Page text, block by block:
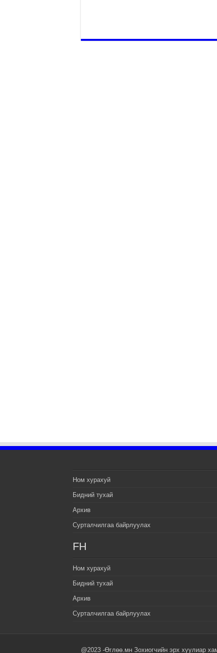
Ном хурахуй
Бидний тухай
Архив
Сурталчилгаа байрлуулах
FH
Ном хурахуй
Бидний тухай
Архив
Сурталчилгаа байрлуулах
@2023 -Өглөө.мн Зохиогчийн эрх хуулиар